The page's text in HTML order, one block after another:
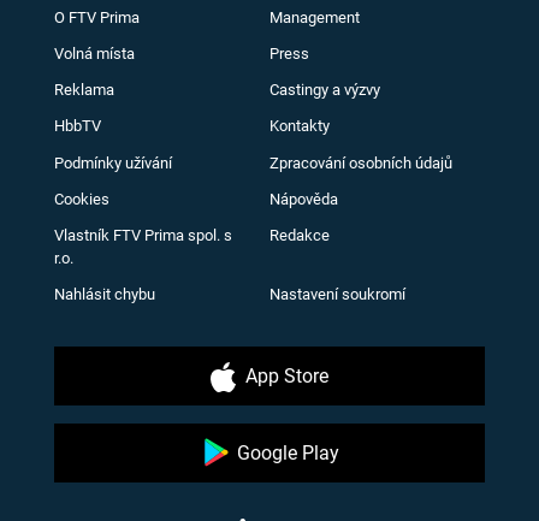
O FTV Prima Management
Volná místa Press
Reklama Castingy a výzvy
HbbTV Kontakty
Podmínky užívání Zpracování osobních údajů
Cookies Nápověda
Vlastník FTV Prima spol. s
r.o.
Redakce
Nahlásit chybu Nastavení soukromí
App Store
Google Play